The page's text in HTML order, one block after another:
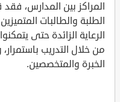
المراكز بين المدارس،
الطلبة والطالبات
الرعاية الزائدة حتى
من خلال التدريب
الخبرة والمتخصصين.